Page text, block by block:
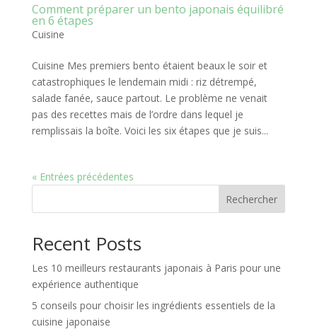
Comment préparer un bento japonais équilibré
en 6 étapes
Cuisine
Cuisine Mes premiers bento étaient beaux le soir et
catastrophiques le lendemain midi : riz détrempé,
salade fanée, sauce partout. Le problème ne venait
pas des recettes mais de l’ordre dans lequel je
remplissais la boîte. Voici les six étapes que je suis...
« Entrées précédentes
Rechercher
Recent Posts
Les 10 meilleurs restaurants japonais à Paris pour une
expérience authentique
5 conseils pour choisir les ingrédients essentiels de la
cuisine japonaise